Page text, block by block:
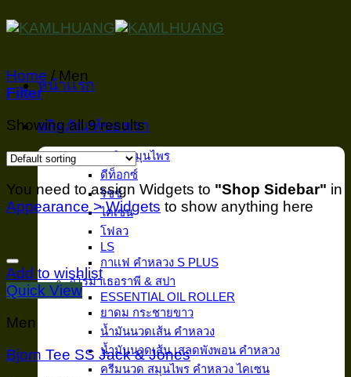
to
หน้าเเรก
ผลิตภัณฑ์ของเรา
อาหารเสริมสมุนไพร
ดีท็อกซ์
ริซซ์
ไคเซน
โฟลว
LS
กาเเฟ คำหลวง S PLUS
อโรมาเธอราพี & สปา
ESSENTIAL OIL ROLLER
ยาดม กระชายขาว
น้ำมันนวดเส้น คำหลวง
น้ำมันนวดเส้น เสลดพังพอน คำหลวง
ครีมนวด สมุนไพร คำหลวง ไคเซน
Home /Men
Filter
Showing all 9 results
You need to assign Widgets to "Shop Sidebar" in
Appearance > Widgets to show anything here
Add to wishlist
Quick View
Men
Bjorn Tee SS Jack & Jones